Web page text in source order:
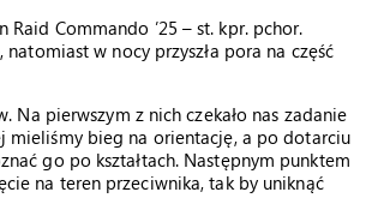
Commando ’25 – st. kpr. pchor.
w nocy przyszła pora na część
pierwszym z nich czekało nas zadanie
mieliśmy bieg na orientację, a po dotarciu
go po kształtach. Następnym punktem
na teren przeciwnika, tak by uniknąć